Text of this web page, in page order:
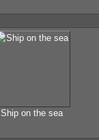
Ship on the sea